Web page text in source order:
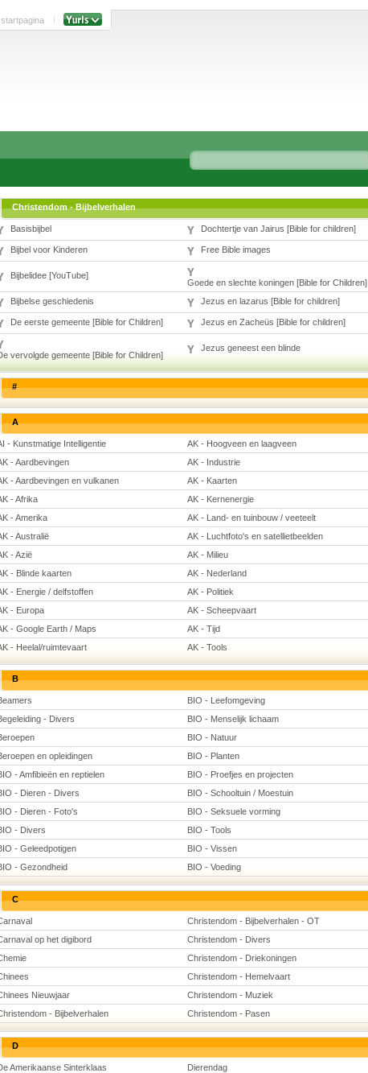
Christendom - Bijbelverhalen
Basisbijbel Dochtertje van Jairus [Bible for children]
Bijbel voor Kinderen Free Bible images
Bijbelidee [YouTube]
Goede en slechte koningen [Bible for Children]
Bijbelse geschiedenis Jezus en lazarus [Bible for children]
De eerste gemeente [Bible for Children] Jezus en Zacheüs [Bible for children]
vervolgde gemeente [Bible for Children]
Jezus geneest een blinde
#
A
- Kunstmatige Intelligentie AK - Hoogveen en laagveen
- Aardbevingen
AK - Industrie
- Aardbevingen en vulkanen
AK - Kaarten
- Afrika
AK - Kernenergie
- Amerika
AK - Land- en tuinbouw / veeteelt
- Australië
AK - Luchtfoto's en satellietbeelden
- Azië
AK - Milieu
- Blinde kaarten
AK - Nederland
- Energie / delfstoffen
AK - Politiek
- Europa
AK - Scheepvaart
- Google Earth / Maps
AK - Tijd
- Heelal/ruimtevaart
AK - Tools
B
BIO - Leefomgeving
- Divers
BIO - Menselijk lichaam
BIO - Natuur
en opleidingen
BIO - Planten
- Amfibieën en reptielen
BIO - Proefjes en projecten
- Dieren - Divers
BIO - Schooltuin / Moestuin
- Dieren - Foto's
BIO - Seksuele vorming
- Divers
BIO - Tools
- Geleedpotigen
BIO - Vissen
- Gezondheid
BIO - Voeding
C
Christendom - Bijbelverhalen - OT
op het digibord
Christendom - Divers
Christendom - Driekoningen
Christendom - Hemelvaart
Nieuwjaar
Christendom - Muziek
- Bijbelverhalen
Christendom - Pasen
D
Amerikaanse Sinterklaas Dierendag